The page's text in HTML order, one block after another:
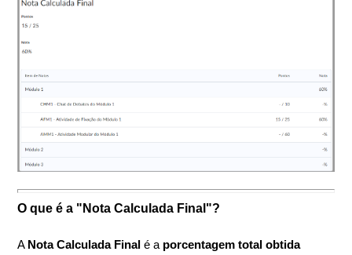
O que é a "Nota Calculada Final"?
A Nota Calculada Final é a porcentagem total obtida